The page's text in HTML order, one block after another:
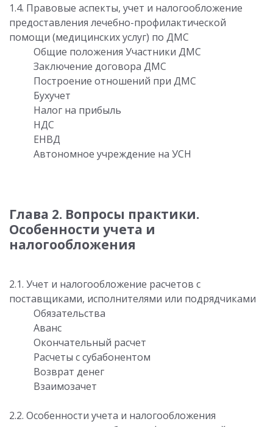
1.4. Правовые аспекты, учет и налогообложение
предоставления лечебно-профилактической
помощи (медицинских услуг) по ДМС
Общие положения Участники ДМС
Заключение договора ДМС
Построение отношений при ДМС
Бухучет
Налог на прибыль
НДС
ЕНВД
Автономное учреждение на УСН
Глава 2. Вопросы практики.
Особенности учета и
налогообложения
2.1. Учет и налогообложение расчетов с
поставщиками, исполнителями или подрядчиками
Обязательства
Аванс
Окончательный расчет
Расчеты с субабонентом
Возврат денег
Взаимозачет
2.2. Особенности учета и налогообложения